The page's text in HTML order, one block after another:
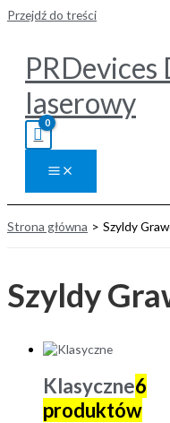
Przejdź do treści
PRDevices
laserowy
Strona główna Szyldy
Szyldy
Klasyczne6
produktów